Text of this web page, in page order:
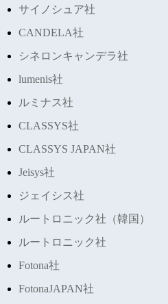
サイノシュア社
CANDELA社
シネロンキャンデラ社
lumenis社
ルミナス社
CLASSYS社
CLASSYS JAPAN社
Jeisys社
ジェイシス社
ルートロニック社（韓国）
ルートロニック社
Fotona社
FotonaJAPAN社